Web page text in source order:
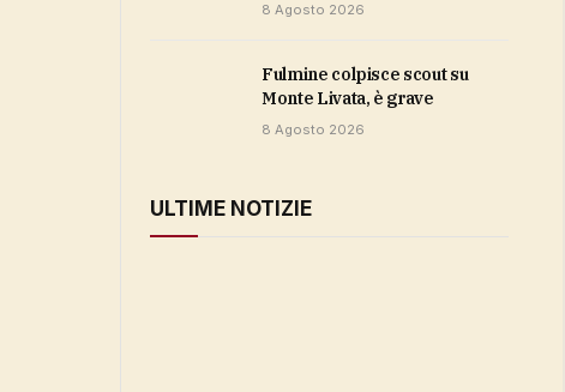
8 Agosto 2026
Fulmine colpisce scout su
Monte Livata, è grave
8 Agosto 2026
ULTIME NOTIZIE